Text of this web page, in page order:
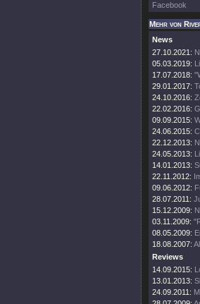
Facebook
Mehr von
News
27.10.2021:
05.03.2019:
17.07.2018:
29.01.2017:
24.10.2016:
22.02.2016:
09.09.2015:
24.06.2015:
22.12.2013:
24.05.2013:
14.01.2013:
22.11.2012:
09.06.2012:
28.07.2011:
15.12.2009:
03.11.2009:
08.05.2009:
18.08.2007:
Reviews
14.09.2015:
13.01.2013:
24.09.2011: